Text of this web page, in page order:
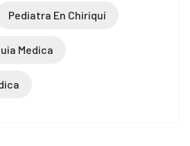
Pediatra En Chiriquí
Medica